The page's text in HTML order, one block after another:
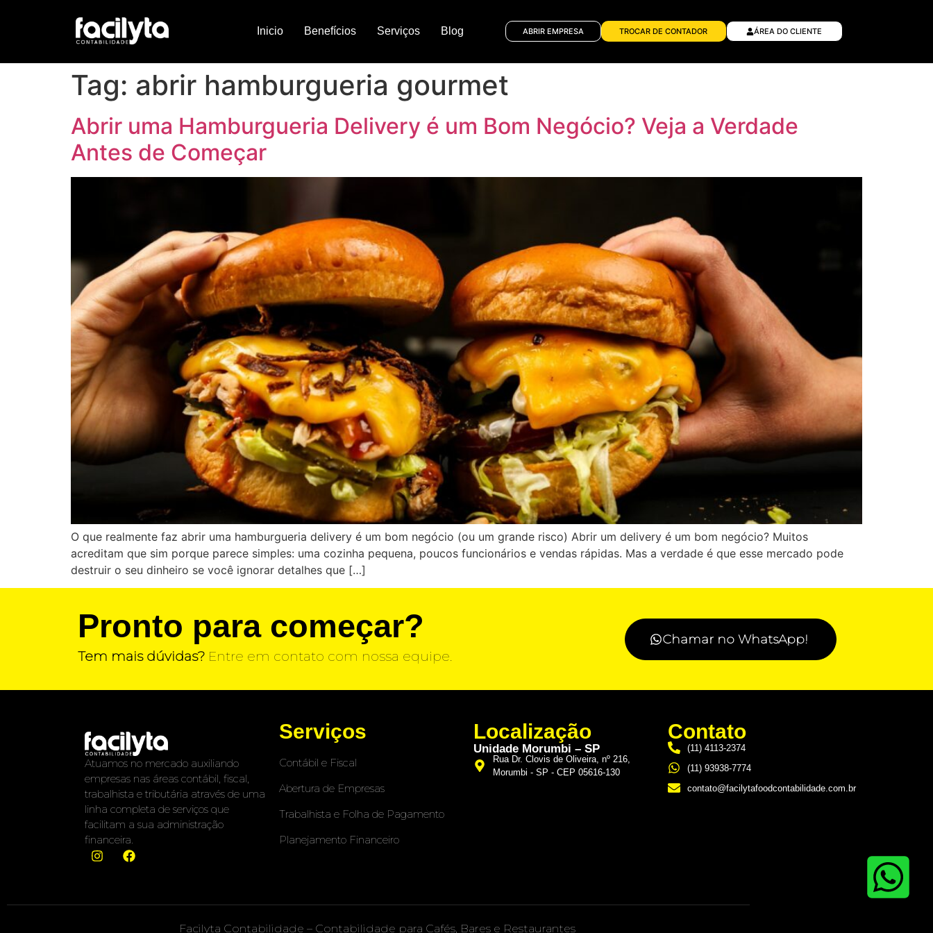
Inicio Benefícios Serviços Blog ABRIR EMPRESA TROCAR DE CONTADOR ÁREA DO CLIENTE
Tag: abrir hamburgueria gourmet
Abrir uma Hamburgueria Delivery é um Bom Negócio? Veja a Verdade
Antes de Começar
O que realmente faz abrir uma hamburgueria delivery é um bom negócio (ou um grande risco) Abrir um delivery é um bom negócio? Muitos
acreditam que sim porque parece simples: uma cozinha pequena, poucos funcionários e vendas rápidas. Mas a verdade é que esse mercado pode
destruir o seu dinheiro se você ignorar detalhes que […]
Pronto para começar?
Tem mais dúvidas? Entre em contato com nossa equipe.
Chamar no WhatsApp!
Atuamos no mercado auxiliando
empresas nas áreas contábil, fiscal,
trabalhista e tributária através de uma
linha completa de serviços que
facilitam a sua administração
financeira.
Serviços
Contábil e Fiscal
Abertura de Empresas
Trabalhista e Folha de Pagamento
Planejamento Financeiro
Localização
Unidade Morumbi – SP
Rua Dr. Clovis de Oliveira, nº 216,
Morumbi - SP - CEP 05616-130
Contato
(11) 4113-2374
(11) 93938-7774
contato@facilytafoodcontabilidade.com.br
Facilyta Contabilidade – Contabilidade para Cafés, Bares e Restaurantes